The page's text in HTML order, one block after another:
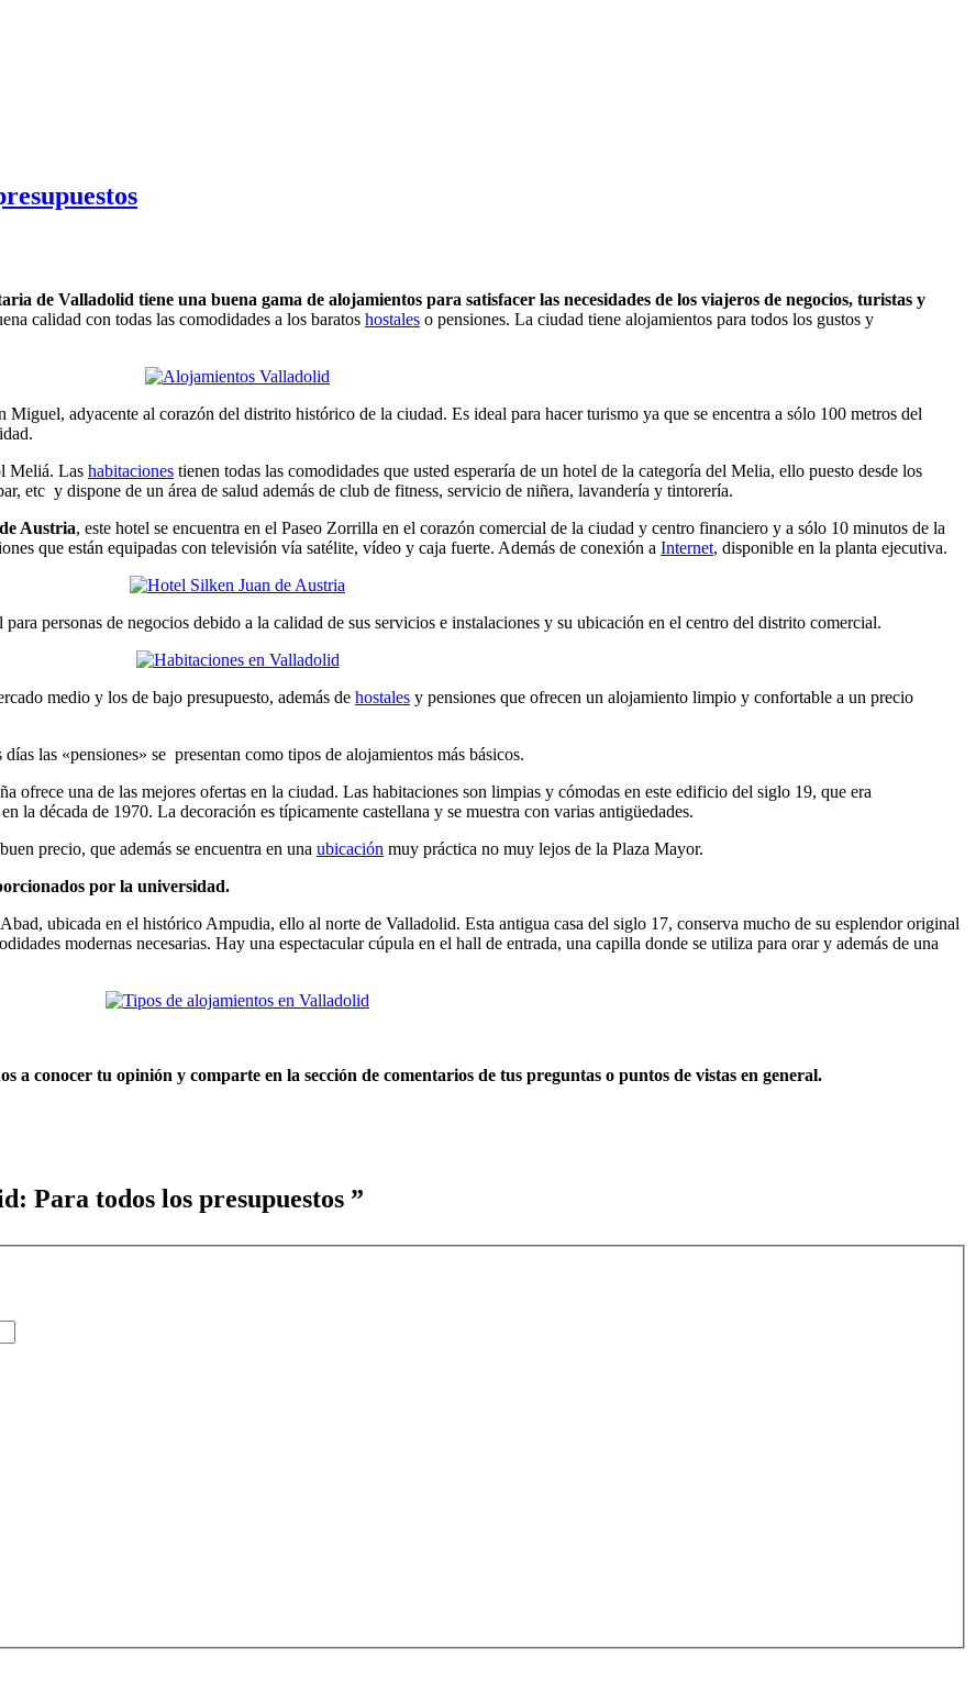
de Valladolid tiene una buena gama de alojamientos para satisfacer las necesidades de los viajeros de negocios, turistas y
calidad con todas las comodidades a los baratos hostales o pensiones. La ciudad tiene alojamientos para todos los gustos y
adyacente al corazón del distrito histórico de la ciudad. Es ideal para hacer turismo ya que se encentra a sólo 100 metros del
Meliá. Las habitaciones tienen todas las comodidades que usted esperaría de un hotel de la categoría del Melia, ello puesto desde los
etc y dispone de un área de salud además de club de fitness, servicio de niñera, lavandería y tintorería.
Austria, este hotel se encuentra en el Paseo Zorrilla en el corazón comercial de la ciudad y centro financiero y a sólo 10 minutos de la
que están equipadas con televisión vía satélite, vídeo y caja fuerte. Además de conexión a Internet, disponible en la planta ejecutiva.
personas de negocios debido a la calidad de sus servicios e instalaciones y su ubicación en el centro del distrito comercial.
medio y los de bajo presupuesto, además de hostales y pensiones que ofrecen un alojamiento limpio y confortable a un precio
las «pensiones» se presentan como tipos de alojamientos más básicos.
ofrece una de las mejores ofertas en la ciudad. Las habitaciones son limpias y cómodas en este edificio del siglo 19, que era
la década de 1970. La decoración es típicamente castellana y se muestra con varias antigüedades.
precio, que además se encuentra en una ubicación muy práctica no muy lejos de la Plaza Mayor.
por la universidad.
ubicada en el histórico Ampudia, ello al norte de Valladolid. Esta antigua casa del siglo 17, conserva mucho de su esplendor original
modernas necesarias. Hay una espectacular cúpula en el hall de entrada, una capilla donde se utiliza para orar y además de una
a conocer tu opinión y comparte en la sección de comentarios de tus preguntas o puntos de vistas en general.
Para todos los presupuestos ”